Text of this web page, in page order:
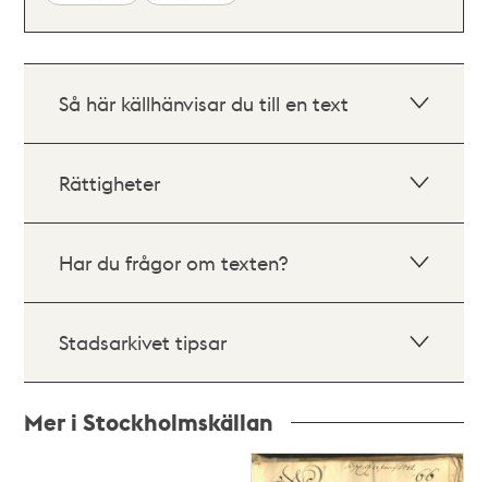
Så här källhänvisar du till en text
Rättigheter
Har du frågor om texten?
Stadsarkivet tipsar
Mer i Stockholmskällan